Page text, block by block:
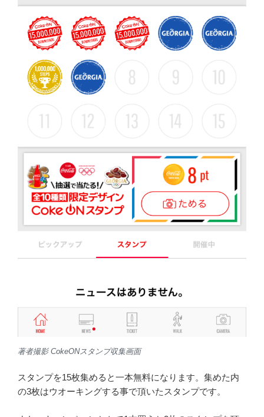
著者撮影 CokeONスタンプ収集画面
スタンプを15枚集めると一本無料になります。集めた内
の3枚はウオーキングする事で頂いたスタンプです。